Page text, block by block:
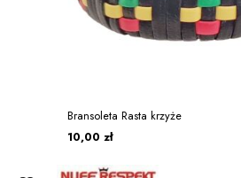
Bransoleta Rasta krzyże
10,00 zł